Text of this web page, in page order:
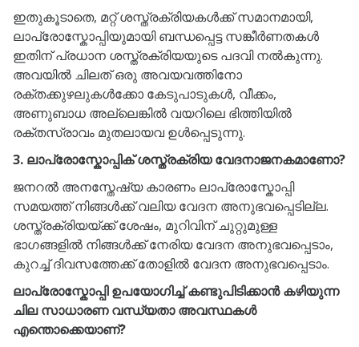
ഇതുകൂടാതെ, മറ്റ് ശസ്ത്രക്രിയകൾക്ക് സമാനമായി,
ലാപ്രോസ്കോപ്പിയുമായി ബന്ധപ്പെട്ട സങ്കീർണതകൾ
ഇതിന് പ്രധാന ശസ്ത്രക്രിയയുടെ പദവി നൽകുന്നു.
അവയിൽ ചിലത് ഒരു അവയവത്തിനോ
രക്തക്കുഴലുകൾക്കോ ​​കേടുപാടുകൾ, വീക്കം,
അണുബാധ അല്ലെങ്കിൽ വയറിലെ ഭിത്തിയിൽ
രക്തസ്രാവം മുതലായവ ഉൾപ്പെടുന്നു.
3. ലാപ്രോസ്കോപ്പിക് ശസ്ത്രക്രിയ വേദനാജനകമാണോ?
ജനറൽ അനസ്തേഷ്യ കാരണം ലാപ്രോസ്കോപ്പി
സമയത്ത് നിങ്ങൾക്ക് വലിയ വേദന അനുഭവപ്പെടില്ല.
ശസ്ത്രക്രിയയ്ക്ക് ശേഷം, മുറിവിന് ചുറ്റുമുള്ള
ഭാഗങ്ങളിൽ നിങ്ങൾക്ക് നേരിയ വേദന അനുഭവപ്പെടാം,
കുറച്ച് ദിവസത്തേക്ക് തോളിൽ വേദന അനുഭവപ്പെടാം.
ലാപ്രോസ്കോപ്പി ഉപയോഗിച്ച് കണ്ടുപിടിക്കാൻ കഴിയുന്ന
ചില സാധാരണ വന്ധ്യതാ അവസ്ഥകൾ
എന്തൊക്കെയാണ്?